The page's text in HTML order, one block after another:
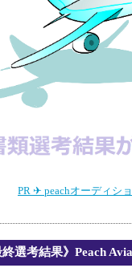
PR ✈ peachオーディシ
終選考結果》Peach